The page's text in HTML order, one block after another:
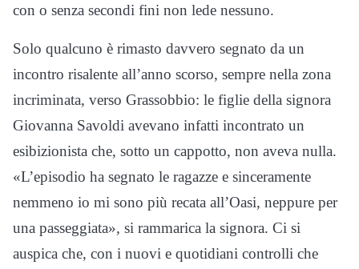
con o senza secondi fini non lede nessuno.
Solo qualcuno è rimasto davvero segnato da un
incontro risalente all’anno scorso, sempre nella zona
incriminata, verso Grassobbio: le figlie della signora
Giovanna Savoldi avevano infatti incontrato un
esibizionista che, sotto un cappotto, non aveva nulla.
«L’episodio ha segnato le ragazze e sinceramente
nemmeno io mi sono più recata all’Oasi, neppure per
una passeggiata», si rammarica la signora. Ci si
auspica che, con i nuovi e quotidiani controlli che